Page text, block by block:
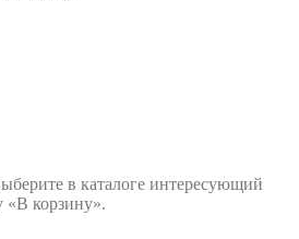
в каталоге интересующий
«В корзину».